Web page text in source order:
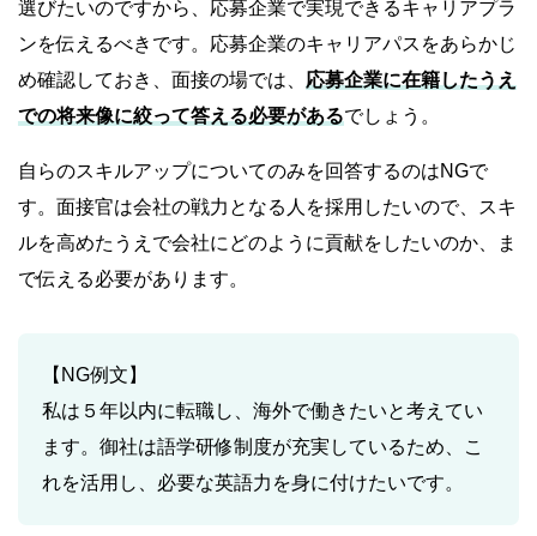
選びたいのですから、応募企業で実現できるキャリアプラ
ンを伝えるべきです。応募企業のキャリアパスをあらかじ
め確認しておき、面接の場では、 応募企業に在籍したうえ
での将来像に絞って答える必要があるでしょう。
自らのスキルアップについてのみを回答するのはNGで
す。面接官は会社の戦力となる人を採用したいので、スキ
ルを高めたうえで会社にどのように貢献をしたいのか、ま
で伝える必要があります。
【NG例文】
私は５年以内に転職し、海外で働きたいと考えてい
ます。御社は語学研修制度が充実しているため、こ
れを活用し、必要な英語力を身に付けたいです。